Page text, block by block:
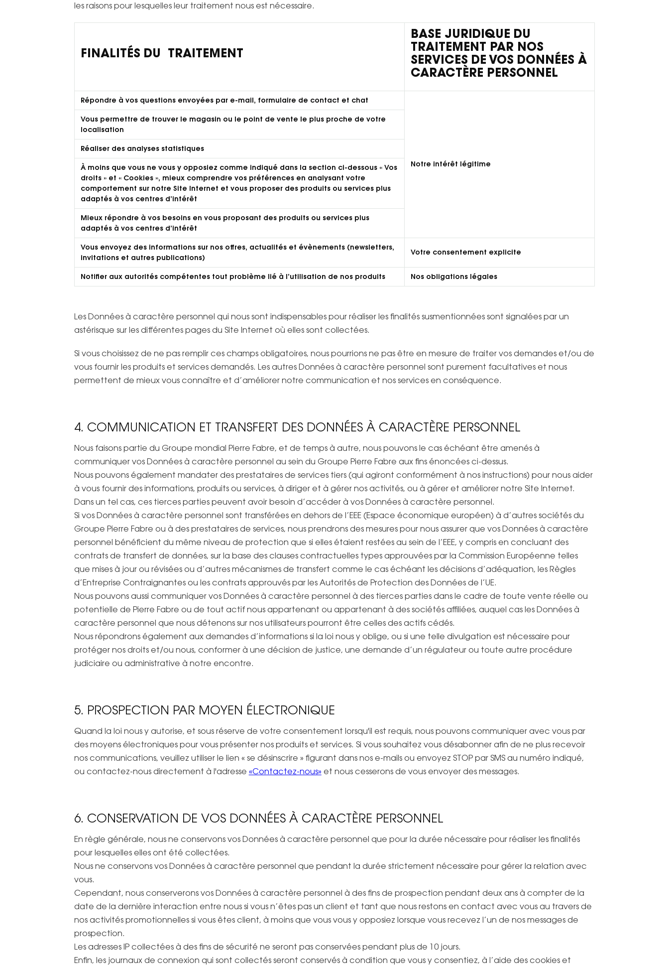
les raisons pour lesquelles leur traitement nous est nécessaire.
FINALITÉS DU TRAITEMENT
BASE JURIDIQUE DU
TRAITEMENT PAR NOS
SERVICES DE VOS DONNÉES À
CARACTÈRE PERSONNEL
Répondre à vos questions envoyées par e-mail, formulaire de contact et chat
Notre intérêt légitime
Vous permettre de trouver le magasin ou le point de vente le plus proche de votre
localisation
Réaliser des analyses statistiques
À moins que vous ne vous y opposiez comme indiqué dans la section ci-dessous « Vos
droits » et « Cookies », mieux comprendre vos préférences en analysant votre
comportement sur notre Site Internet et vous proposer des produits ou services plus
adaptés à vos centres d’intérêt
Mieux répondre à vos besoins en vous proposant des produits ou services plus
adaptés à vos centres d’intérêt
Vous envoyez des informations sur nos offres, actualités et évènements (newsletters,
invitations et autres publications)
Votre consentement explicite
Notifier aux autorités compétentes tout problème lié à l’utilisation de nos produits Nos obligations légales
Les Données à caractère personnel qui nous sont indispensables pour réaliser les finalités susmentionnées sont signalées par un
astérisque sur les différentes pages du Site Internet où elles sont collectées.
Si vous choisissez de ne pas remplir ces champs obligatoires, nous pourrions ne pas être en mesure de traiter vos demandes et/ou de
vous fournir les produits et services demandés. Les autres Données à caractère personnel sont purement facultatives et nous
permettent de mieux vous connaître et d’améliorer notre communication et nos services en conséquence.
4. COMMUNICATION ET TRANSFERT DES DONNÉES À CARACTÈRE PERSONNEL
Nous faisons partie du Groupe mondial Pierre Fabre, et de temps à autre, nous pouvons le cas échéant être amenés à
communiquer vos Données à caractère personnel au sein du Groupe Pierre Fabre aux fins énoncées ci-dessus.
Nous pouvons également mandater des prestataires de services tiers (qui agiront conformément à nos instructions) pour nous aider
à vous fournir des informations, produits ou services, à diriger et à gérer nos activités, ou à gérer et améliorer notre Site Internet.
Dans un tel cas, ces tierces parties peuvent avoir besoin d’accéder à vos Données à caractère personnel.
Si vos Données à caractère personnel sont transférées en dehors de l’EEE (Espace économique européen) à d’autres sociétés du
Groupe Pierre Fabre ou à des prestataires de services, nous prendrons des mesures pour nous assurer que vos Données à caractère
personnel bénéficient du même niveau de protection que si elles étaient restées au sein de l’EEE, y compris en concluant des
contrats de transfert de données, sur la base des clauses contractuelles types approuvées par la Commission Européenne telles
que mises à jour ou révisées ou d’autres mécanismes de transfert comme le cas échéant les décisions d’adéquation, les Règles
d’Entreprise Contraignantes ou les contrats approuvés par les Autorités de Protection des Données de l’UE.
Nous pouvons aussi communiquer vos Données à caractère personnel à des tierces parties dans le cadre de toute vente réelle ou
potentielle de Pierre Fabre ou de tout actif nous appartenant ou appartenant à des sociétés affiliées, auquel cas les Données à
caractère personnel que nous détenons sur nos utilisateurs pourront être celles des actifs cédés.
Nous répondrons également aux demandes d’informations si la loi nous y oblige, ou si une telle divulgation est nécessaire pour
protéger nos droits et/ou nous, conformer à une décision de justice, une demande d’un régulateur ou toute autre procédure
judiciaire ou administrative à notre encontre.
5. PROSPECTION PAR MOYEN ÉLECTRONIQUE
Quand la loi nous y autorise, et sous réserve de votre consentement lorsqu'il est requis, nous pouvons communiquer avec vous par
des moyens électroniques pour vous présenter nos produits et services. Si vous souhaitez vous désabonner afin de ne plus recevoir
nos communications, veuillez utiliser le lien « se désinscrire » figurant dans nos e-mails ou envoyez STOP par SMS au numéro indiqué,
ou contactez-nous directement à l'adresse «Contactez-nous» et nous cesserons de vous envoyer des messages.
6. CONSERVATION DE VOS DONNÉES À CARACTÈRE PERSONNEL
En règle générale, nous ne conservons vos Données à caractère personnel que pour la durée nécessaire pour réaliser les finalités
pour lesquelles elles ont été collectées.
Nous ne conservons vos Données à caractère personnel que pendant la durée strictement nécessaire pour gérer la relation avec
vous.
Cependant, nous conserverons vos Données à caractère personnel à des fins de prospection pendant deux ans à compter de la
date de la dernière interaction entre nous si vous n’êtes pas un client et tant que nous restons en contact avec vous au travers de
nos activités promotionnelles si vous êtes client, à moins que vous vous y opposiez lorsque vous recevez l’un de nos messages de
prospection.
Les adresses IP collectées à des fins de sécurité ne seront pas conservées pendant plus de 10 jours.
Enfin, les journaux de connexion qui sont collectés seront conservés à condition que vous y consentiez, à l’aide des cookies et